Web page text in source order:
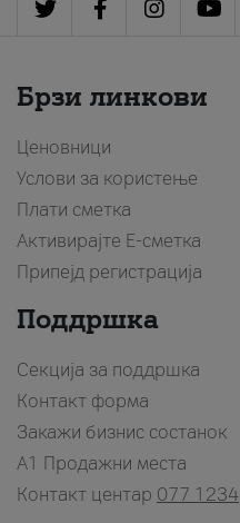
Брзи линкови
Ценовници
Услови за користење
Плати сметка
Активирајте Е-сметка
Припејд регистрација
Поддршка
Секција за поддршка
Контакт форма
Закажи бизнис состанок
A1 Продажни места
Контакт центар 077 1234